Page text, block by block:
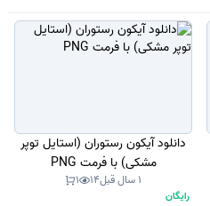
دانلود آیکون رستوران (استایل توپر
مشکی) با فرمت PNG
1 سال قبل 14
1
رایگان